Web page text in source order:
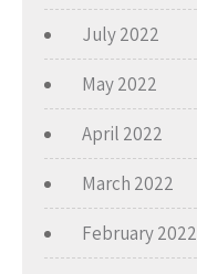
July 2022
May 2022
April 2022
March 2022
February 2022